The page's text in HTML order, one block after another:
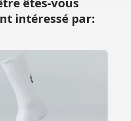
intéressé par: